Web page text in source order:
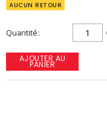
AUCUN RETOUR
Quantité
AJOUTER AU
PANIER